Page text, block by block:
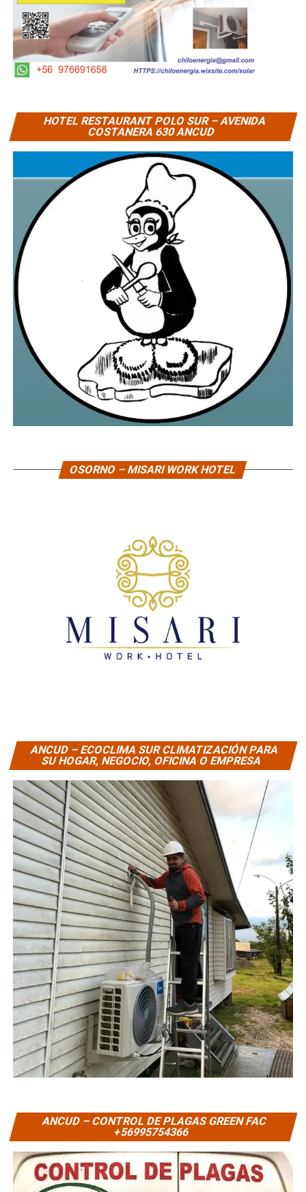
HOTEL RESTAURANT POLO SUR – AVENIDA
COSTANERA 630 ANCUD
OSORNO – MISARI WORK HOTEL
ANCUD – ECOCLIMA SUR CLIMATIZACIÓN PARA
SU HOGAR, NEGOCIO, OFICINA O EMPRESA
ANCUD – CONTROL DE PLAGAS GREEN FAC
+56995754366